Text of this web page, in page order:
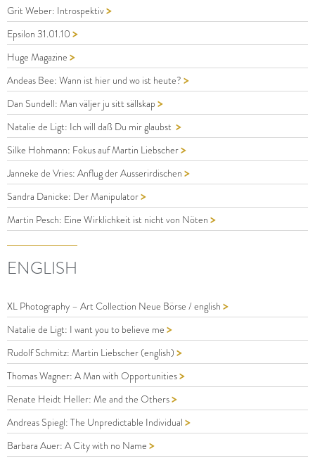
Grit Weber: Introspektiv>
Epsilon 31.01.10 >
Huge Magazine >
Andeas Bee: Wann ist hier und wo ist heute? >
Dan Sundell: Man väljer ju sitt sällskap >
Natalie de Ligt: Ich will daß Du mir glaubst >
Silke Hohmann: Fokus auf Martin Liebscher>
Janneke de Vries: Anflug der Ausserirdischen >
Sandra Danicke: Der Manipulator>
Martin Pesch: Eine Wirklichkeit ist nicht von Nöten >
ENGLISH
XL Photography – Art Collection Neue Börse / english >
Natalie de Ligt: I want you to believe me >
Rudolf Schmitz: Martin Liebscher (english) >
Thomas Wagner: A Man with Opportunities>
Renate Heidt Heller: Me and the Others>
Andreas Spiegl: The Unpredictable Individual >
Barbara Auer: A City with no Name >